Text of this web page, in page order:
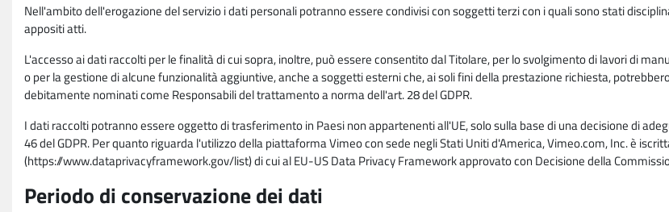
Nell'ambito dell'erogazione del servizio i dati personali potranno essere condivisi con soggetti terzi con i quali sono stati
appositi atti.
L'accesso ai dati raccolti per le finalità di cui sopra, inoltre, può essere consentito dal Titolare, per lo svolgimento di lavori di
o per la gestione di alcune funzionalità aggiuntive, anche a soggetti esterni che, ai soli fini della prestazione richiesta,
debitamente nominati come Responsabili del trattamento a norma dell'art. 28 del GDPR.
I dati raccolti potranno essere oggetto di trasferimento in Paesi non appartenenti all'UE, solo sulla base di una decisione di
46 del GDPR. Per quanto riguarda l'utilizzo della piattaforma Vimeo con sede negli Stati Uniti d'America, Vimeo.com, Inc. è
(https://www.dataprivacyframework.gov/list) di cui al EU-US Data Privacy Framework approvato con Decisione della
Periodo di conservazione dei dati